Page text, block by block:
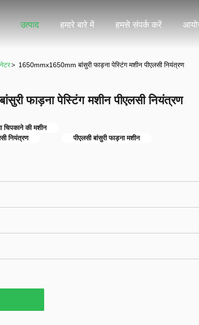
उत्पाद हमारे बारे में हमसे संपर्क करें
> 1650mmx1650mm बांसुरी फाड़ना पेस्टिंग मशीन पीएलसी नियंत्रण
फाड़ना पेस्टिंग मशीन पीएलसी नियंत्रण
की मशीन
नियंत्रण
पीएलसी बांसुरी फाड़ना मशीन